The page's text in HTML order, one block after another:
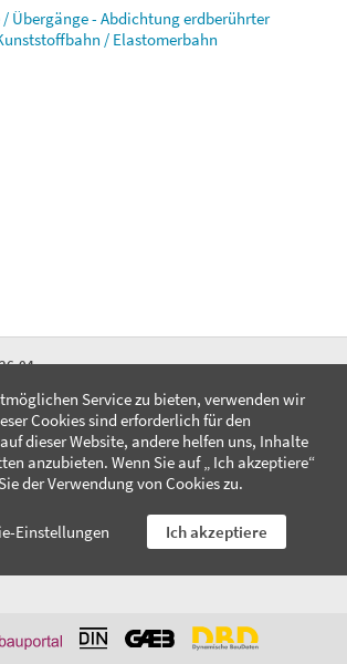
/ Übergänge - Abdichtung erdberührter
/ Elastomerbahn
04
Service zu bieten, verwenden wir
Cookies sind erforderlich für den
dieser Website, andere helfen uns, Inhalte
anzubieten. Wenn Sie auf „ Ich akzeptiere“
der Verwendung von Cookies zu.
Einstellungen Ich akzeptiere